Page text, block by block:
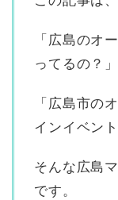
「広島のオ
ってるの？」
「広島市の
インイベン
そんな広島
です。